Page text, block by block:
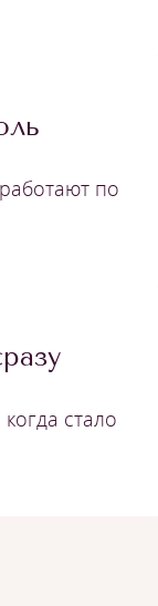
по
стало